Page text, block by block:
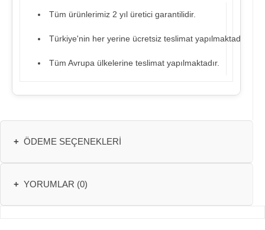
Tüm ürünlerimiz 2 yıl üretici garantilidir.
Türkiye'nin her yerine ücretsiz teslimat yapılmaktadır.
Tüm Avrupa ülkelerine teslimat yapılmaktadır.
+ ÖDEME SEÇENEKLERI
+ YORUMLAR (0)